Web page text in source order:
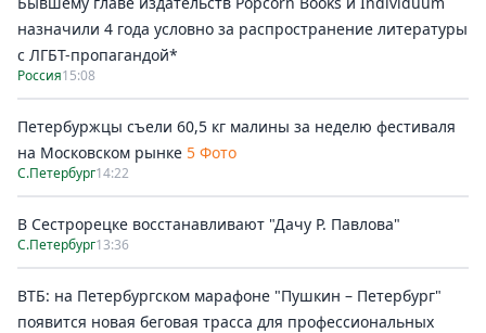
назначили 4 года условно за распространение литературы
с ЛГБТ-пропагандой*
Россия15:08
Петербуржцы съели 60,5 кг малины за неделю фестиваля
на Московском рынке 5 Фото
С.Петербург14:22
В Сестрорецке восстанавливают "Дачу Р. Павлова"
С.Петербург13:36
ВТБ: на Петербургском марафоне "Пушкин – Петербург"
появится новая беговая трасса для профессиональных